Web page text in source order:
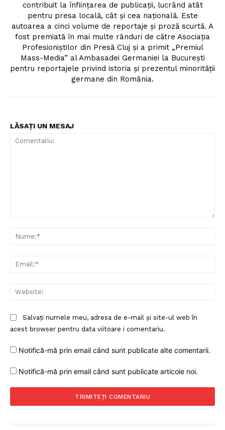
contribuit la înființarea de publicații, lucrând atât
pentru presa locală, cât și cea națională. Este
autoarea a cinci volume de reportaje și proză scurtă. A
fost premiată în mai multe rânduri de către Asociația
Profesioniștilor din Presă Cluj și a primit „Premiul
Mass-Media” al Ambasadei Germaniei la București
pentru reportajele privind istoria și prezentul minorității
germane din România.
LĂSAȚI UN MESAJ
Salvați numele meu, adresa de e-mail și site-ul web în
acest browser pentru data viitoare i comentariu.
Notifică-mă prin email când sunt publicate alte comentarii.
Notifică-mă prin email când sunt publicate articole noi.